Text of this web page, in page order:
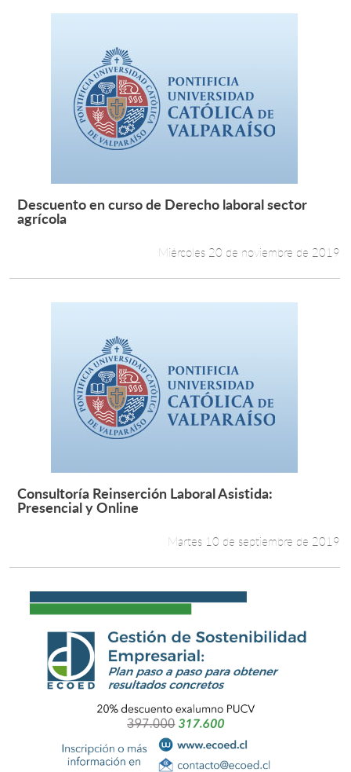
Leer más +
Descuento en curso de Derecho laboral sector
agrícola
Miércoles 20 de noviembre de 2019
Leer más +
Consultoría Reinserción Laboral Asistida:
Presencial y Online
Martes 10 de septiembre de 2019